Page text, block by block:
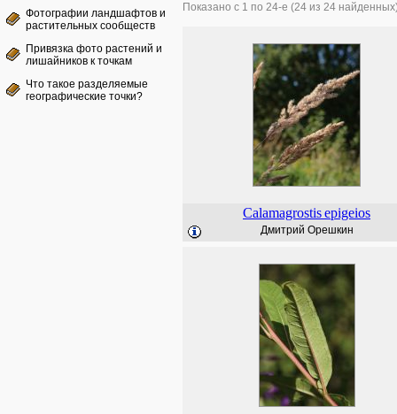
Фотографии ландшафтов и
растительных сообществ
Привязка фото растений и
лишайников к точкам
Что такое разделяемые
географические точки?
Показано с 1 по 24-е (24 из 24
Calamagrostisepigeios
Дмитрий Орешкин